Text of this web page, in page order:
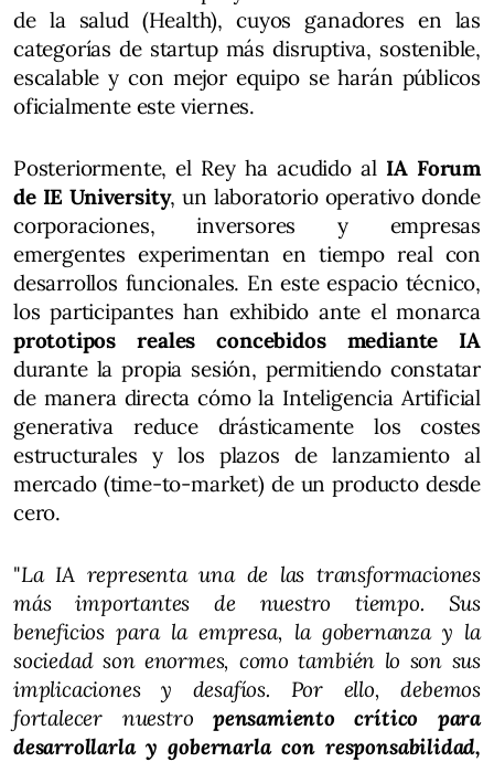
de la salud (Health), cuyos ganadores en las
categorías de startup más disruptiva, sostenible,
escalable y con mejor equipo se harán públicos
oficialmente este viernes.
Posteriormente, el Rey ha acudido al IA Forum
de IE University, un laboratorio operativo donde
corporaciones, inversores y empresas
emergentes experimentan en tiempo real con
desarrollos funcionales. En este espacio técnico,
los participantes han exhibido ante el monarca
prototipos reales concebidos mediante IA
durante la propia sesión, permitiendo constatar
de manera directa cómo la Inteligencia Artificial
generativa reduce drásticamente los costes
estructurales y los plazos de lanzamiento al
mercado (time-to-market) de un producto desde
cero.
"La IA representa una de las transformaciones
más importantes de nuestro tiempo. Sus
beneficios para la empresa, la gobernanza y la
sociedad son enormes, como también lo son sus
implicaciones y desafíos. Por ello, debemos
fortalecer nuestro pensamiento crítico para
desarrollarla y gobernarla con responsabilidad,